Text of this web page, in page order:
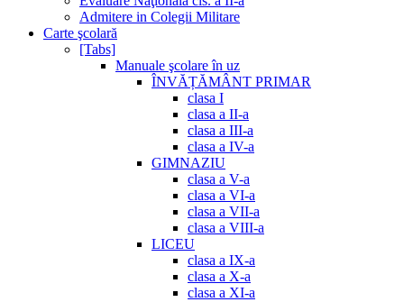
Admitere in Colegii Militare
Carte şcolară
[Tabs]
Manuale şcolare în uz
ÎNVĂȚĂMÂNT PRIMAR
clasa I
clasa a II-a
clasa a III-a
clasa a IV-a
GIMNAZIU
clasa a V-a
clasa a VI-a
clasa a VII-a
clasa a VIII-a
LICEU
clasa a IX-a
clasa a X-a
clasa a XI-a